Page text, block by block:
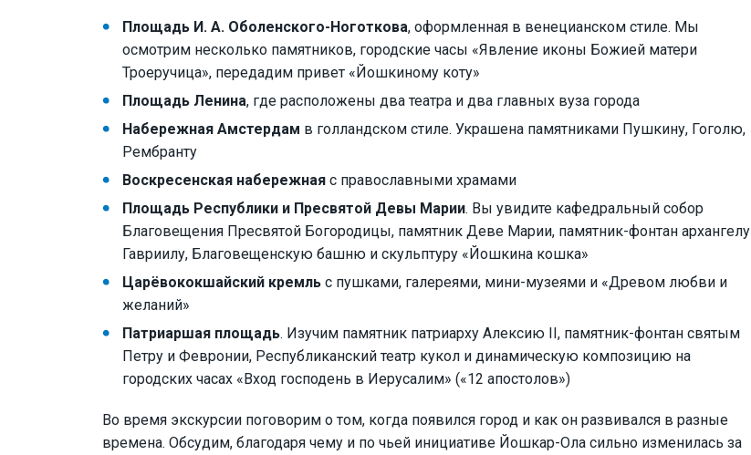
Площадь И. А. Оболенского-Ноготкова, оформленная в венецианском стиле. Мы
осмотрим несколько памятников, городские часы «Явление иконы Божией матери
Троеручица», передадим привет «Йошкиному коту»
Площадь Ленина, где расположены два театра и два главных вуза города
Набережная Амстердам в голландском стиле. Украшена памятниками Пушкину, Гоголю,
Рембранту
Воскресенская набережная с православными храмами
Площадь Республики и Пресвятой Девы Марии. Вы увидите кафедральный собор
Благовещения Пресвятой Богородицы, памятник Деве Марии, памятник-фонтан архангелу
Гавриилу, Благовещенскую башню и скульптуру «Йошкина кошка»
Царёвококшайский кремль с пушками, галереями, мини-музеями и «Древом любви и
желаний»
Патриаршая площадь. Изучим памятник патриарху Алексию II, памятник-фонтан святым
Петру и Февронии, Республиканский театр кукол и динамическую композицию на
городских часах «Вход господень в Иерусалим» («12 апостолов»)
Во время экскурсии поговорим о том, когда появился город и как он развивался в разные
времена. Обсудим, благодаря чему и по чьей инициативе Йошкар-Ола сильно изменилась за